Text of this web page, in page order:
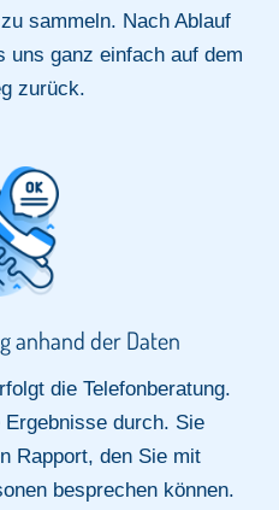
sammeln. Nach Ablauf
uns ganz einfach auf dem
zurück.
anhand der Daten
die Telefonberatung.
durch. Sie
Rapport, den Sie mit
besprechen können.